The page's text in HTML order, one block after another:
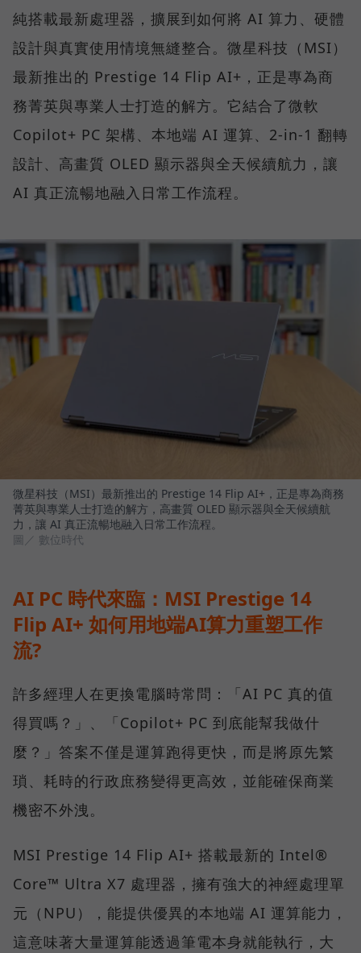
純搭載最新處理器，擴展到如何將 AI 算力、硬體
設計與真實使用情境無縫整合。微星科技（MSI）
最新推出的 Prestige 14 Flip AI+，正是專為商
務菁英與專業人士打造的解方。它結合了微軟
Copilot+ PC 架構、本地端 AI 運算、2-in-1 翻轉
設計、高畫質 OLED 顯示器與全天候續航力，讓
AI 真正流暢地融入日常工作流程。
微星科技（MSI）最新推出的 Prestige 14 Flip AI+，正是專為商務
菁英與專業人士打造的解方，高畫質 OLED 顯示器與全天候續航
力，讓 AI 真正流暢地融入日常工作流程。
圖／ 數位時代
AI PC 時代來臨：MSI Prestige 14
Flip AI+ 如何用地端AI算力重塑工作
流?
許多經理人在更換電腦時常問：「AI PC 真的值
得買嗎？」、「Copilot+ PC 到底能幫我做什
麼？」答案不僅是運算跑得更快，而是將原先繁
瑣、耗時的行政庶務變得更高效，並能確保商業
機密不外洩。
MSI Prestige 14 Flip AI+ 搭載最新的 Intel®
Core™ Ultra X7 處理器，擁有強大的神經處理單
元（NPU），能提供優異的本地端 AI 運算能力，
這意味著大量運算能透過筆電本身就能執行，大